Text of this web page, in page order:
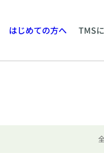
はじめての方へ TMS